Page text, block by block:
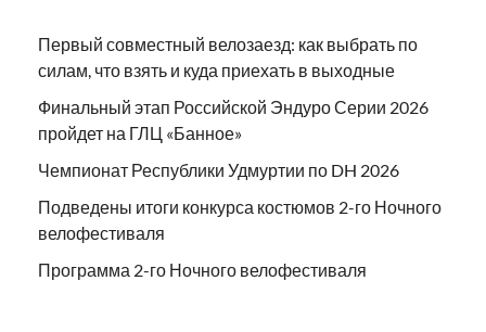
Первый совместный велозаезд: как выбрать по
силам, что взять и куда приехать в выходные
Финальный этап Российской Эндуро Серии 2026
пройдет на ГЛЦ «Банное»
Чемпионат Республики Удмуртии по DH 2026
Подведены итоги конкурса костюмов 2-го Ночного
велофестиваля
Программа 2-го Ночного велофестиваля